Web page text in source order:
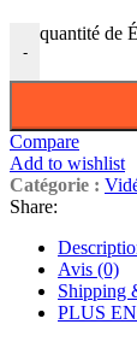
-
quantité de
Compare
Add to wishlist
Catégorie :
Share:
Avis (0)
Shipping
PLUS